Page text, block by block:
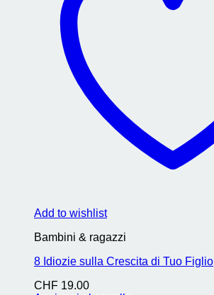
Add to wishlist
Bambini & ragazzi
8 Idiozie sulla Crescita di Tuo Figlio
CHF 19.00